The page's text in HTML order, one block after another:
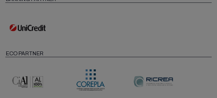
ECO PARTNER